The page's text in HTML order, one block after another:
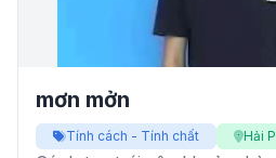
mơn mởn
Tính cách - Tính chất Hải